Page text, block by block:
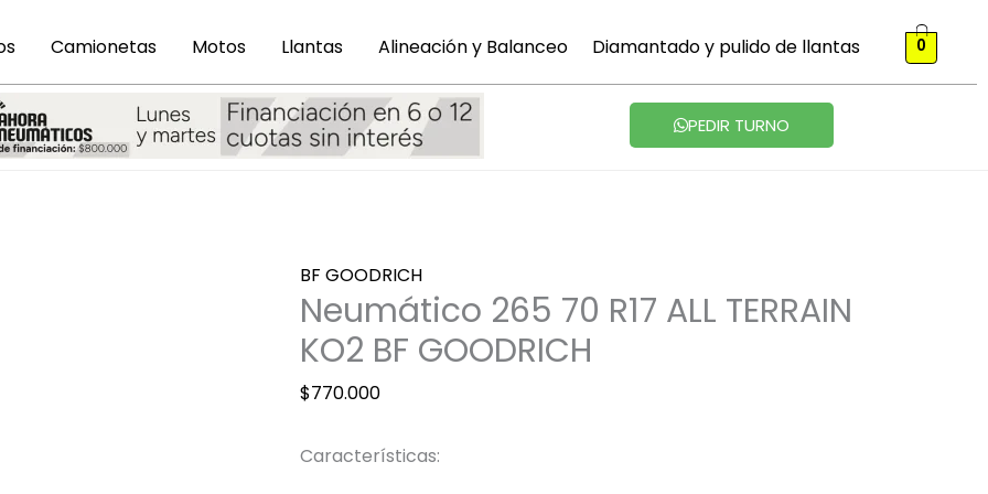
Camionetas Motos Llantas Alineación y Balanceo Diamantado y pulido de llantas 0
PEDIR TURNO
BF GOODRICH
Neumático 265 70 R17 ALL TERRAIN
KO2 BF GOODRICH
$770.000
Características:
265
70
R17
ALL
KO2